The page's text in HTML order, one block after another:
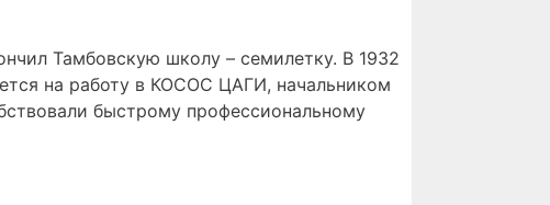
Тамбовскую школу – семилетку. В 1932
на работу в КОСОС ЦАГИ, начальником
быстрому профессиональному